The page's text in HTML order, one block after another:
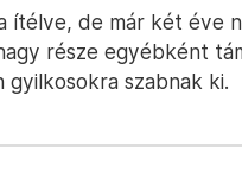
ítélve, de már két éve
része egyébként
szabnak ki.